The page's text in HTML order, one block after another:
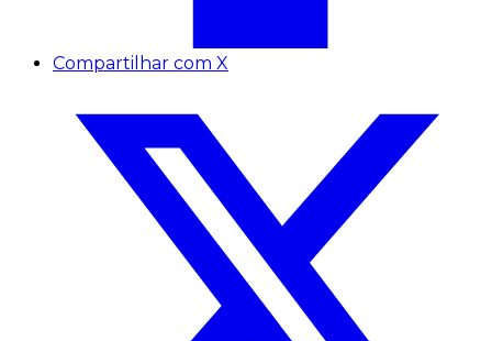
Compartilhar com X